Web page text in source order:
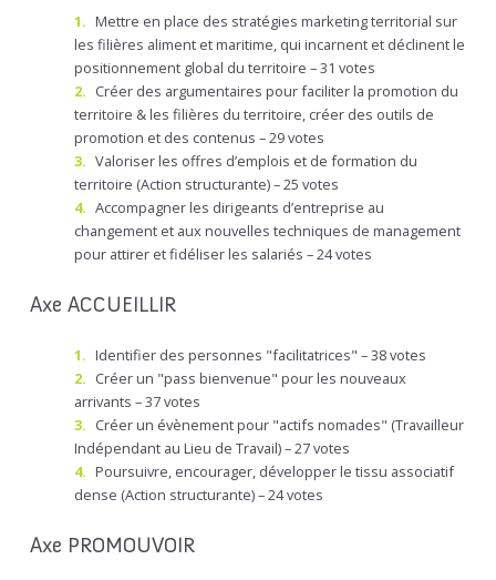
Mettre en place des stratégies marketing territorial sur
les filières aliment et maritime, qui incarnent et déclinent le
positionnement global du territoire – 31 votes
Créer des argumentaires pour faciliter la promotion du
territoire & les filières du territoire, créer des outils de
promotion et des contenus – 29 votes
Valoriser les offres d’emplois et de formation du
territoire (Action structurante) – 25 votes
Accompagner les dirigeants d’entreprise au
changement et aux nouvelles techniques de management
pour attirer et fidéliser les salariés – 24 votes
Axe ACCUEILLIR
Identifier des personnes "facilitatrices" – 38 votes
Créer un "pass bienvenue" pour les nouveaux
arrivants – 37 votes
Créer un évènement pour "actifs nomades" (Travailleur
Indépendant au Lieu de Travail) – 27 votes
Poursuivre, encourager, développer le tissu associatif
dense (Action structurante) – 24 votes
Axe PROMOUVOIR